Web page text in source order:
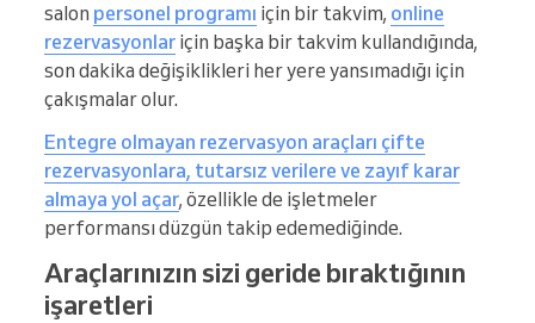
salon personel programı için bir takvim, online
rezervasyonlar için başka bir takvim kullandığında,
son dakika değişiklikleri her yere yansımadığı için
çakışmalar olur.
Entegre olmayan rezervasyon araçları çifte
rezervasyonlara, tutarsız verilere ve zayıf karar
almaya yol açar, özellikle de işletmeler
performansı düzgün takip edemediğinde.
Araçlarınızın sizi geride bıraktığının
işaretleri